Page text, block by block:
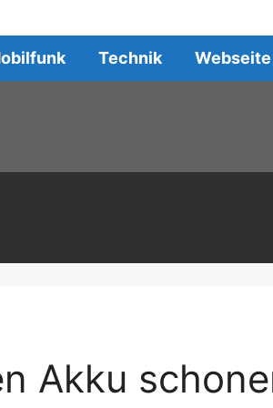
Technik Webseite
Akku